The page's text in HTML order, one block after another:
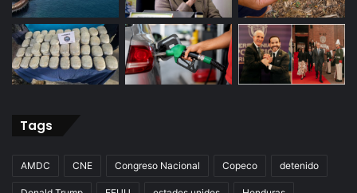
Tags
AMDC CNE Congreso Nacional Copeco detenido